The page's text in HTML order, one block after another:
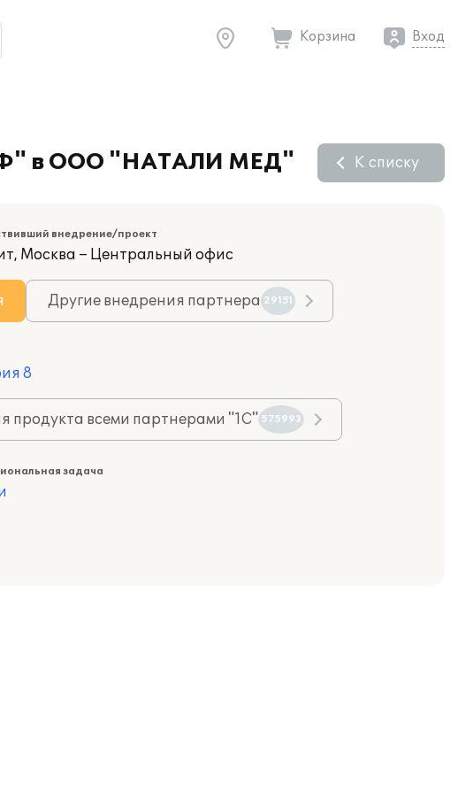
Корзина Вход
в ООО "НАТАЛИ МЕД" К списку
внедрение/проект
Москва – Центральный офис
Другие внедрения партнера 29151
8
продукта всеми партнерами "1С" 575993
задача